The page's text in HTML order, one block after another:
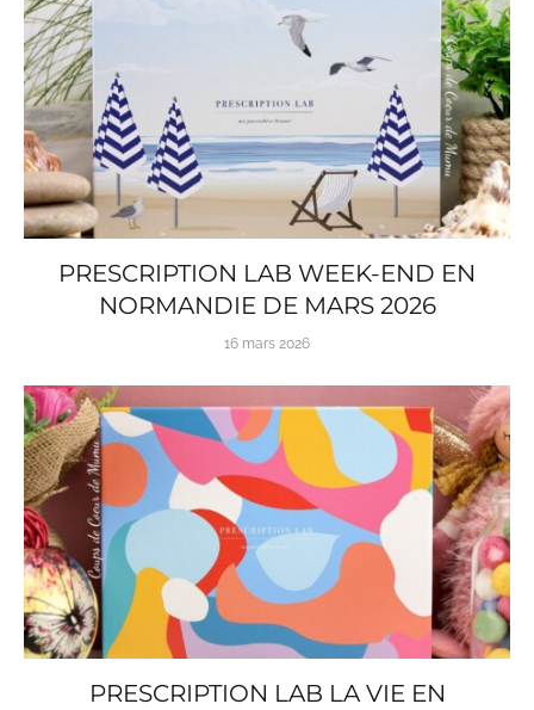
PRESCRIPTION LAB WEEK-END EN
NORMANDIE DE MARS 2026
16 mars 2026
PRESCRIPTION LAB LA VIE EN